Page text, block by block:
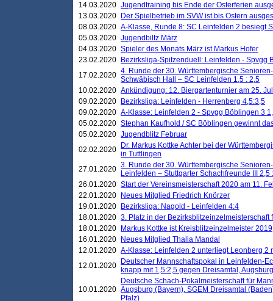
14.03.2020 Jugendtraining bis Ende der Osterferien
13.03.2020
Der Spielbetrieb im SVW ist bis Ostern
08.03.2020 A-Klasse, Runde 8: SC Leinfelden 2 besiegt
05.03.2020 Jugendbiltz März
04.03.2020 Spieler des Monats März ist Markus Hofer
23.02.2020
Bezirksliga-Spitzenduell: Leinfelden - Spvgg
17.02.2020 4. Runde der 30. Württembergische
Schwäbisch Hall – SC Leinfelden 1,5 : 2,5
10.02.2020 Ankündigung: 12. Biergartenturnier am 25.
09.02.2020
Bezirksliga: Leinfelden - Herrenberg 4,5:3,5
09.02.2020 A-Klasse: Leinfelden 2 - Spvgg Böblingen 3
05.02.2020 Stephan Kaufhold / SC Böblingen gewinnt
05.02.2020 Jugendblitz Februar
02.02.2020
Dr. Markus Kottke Achter bei der
in Tuttlingen
27.01.2020 3. Runde der 30. Württembergische
Leinfelden – Stuttgarter Schachfreunde III 2,5
26.01.2020 Start der Vereinsmeisterschaft 2020 am 11.
22.01.2020
Neues Mitglied Friedrich Knörzer
19.01.2020
Bezirksliga: Nagold - Leinfelden 4:4
18.01.2020 3. Platz in der Bezirksblitzeinzelmeisterschaft
18.01.2020
Markus Kottke ist Kreisblitzeinzelmeister 2019
16.01.2020
Neues Mitglied Thalia Mandal
12.01.2020 A-Klasse: Leinfelden 2 unterliegt Leonberg 2
12.01.2020
Deutscher Mannschaftspokal in Leinfelden-
knapp mit 1,5:2,5 gegen Dreisamtal,
10.01.2020
Deutsche Schach-Pokalmeisterschaft für
Augsburg (Bayern), SGEM Dreisamtal
Pfalz)